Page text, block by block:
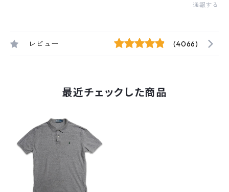
通報する
レビュー (4066)
最近チェックした商品